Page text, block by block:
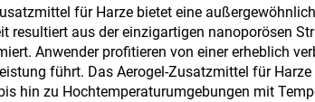
für Harze bietet eine
resultiert aus der einzigartigen nanoporösen
Anwender profitieren von einer erheblich
führt. Das Aerogel-Zusatzmittel für
hin zu Hochtemperaturumgebungen mit